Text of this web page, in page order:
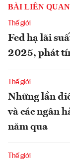
BÀI LIÊN QUAN
Thế giới
Fed hạ lãi
2025, phát
Thế giới
Những lần
và các ngân
năm qua
Thế giới